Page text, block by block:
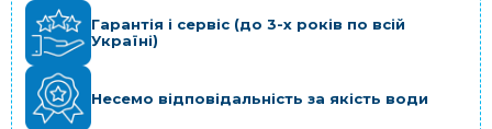
Гарантія і сервіс (до 3-х років по всій
Україні)
Несемо відповідальність за якість води